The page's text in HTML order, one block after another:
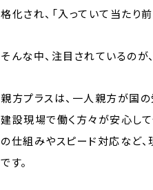
格化され、「入っていて当たり
そんな中、注目されているのが
親方プラスは、一人親方が国
建設現場で働く方々が安心し
の仕組みやスピード対応など
です。